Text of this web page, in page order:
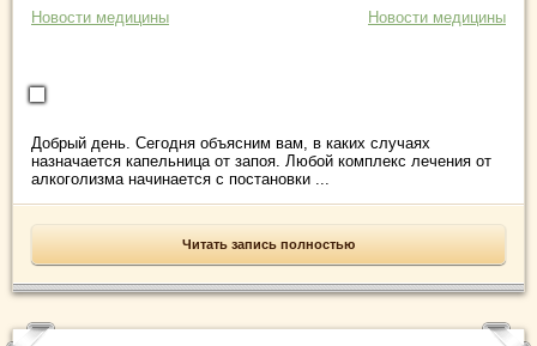
Новости медицины Новости медицины
Добрый день. Сегодня объясним вам, в каких случаях
назначается капельница от запоя. Любой комплекс лечения от
алкоголизма начинается с постановки ...
Читать запись полностью